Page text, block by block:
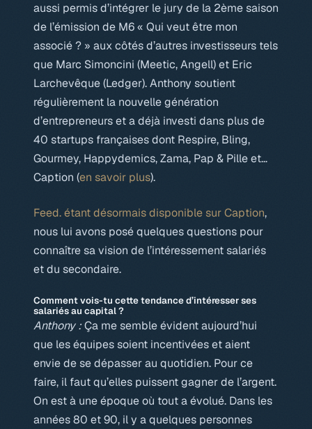
aussi permis d’intégrer le jury de la 2ème saison
de l’émission de M6 « Qui veut être mon
associé ? » aux côtés d’autres investisseurs tels
que Marc Simoncini (Meetic, Angell) et Eric
Larchevêque (Ledger). Anthony soutient
régulièrement la nouvelle génération
d’entrepreneurs et a déjà investi dans plus de
40 startups françaises dont Respire, Bling,
Gourmey, Happydemics, Zama, Pap & Pille et…
Caption (en savoir plus).
Feed. étant désormais disponible sur Caption,
nous lui avons posé quelques questions pour
connaître sa vision de l’intéressement salariés
et du secondaire.
Comment vois-tu cette tendance d’intéresser ses
salariés au capital ?
Anthony :Ça me semble évident aujourd’hui
que les équipes soient incentivées et aient
envie de se dépasser au quotidien. Pour ce
faire, il faut qu’elles puissent gagner de l’argent.
On est à une époque où tout a évolué. Dans les
années 80 et 90, il y a quelques personnes